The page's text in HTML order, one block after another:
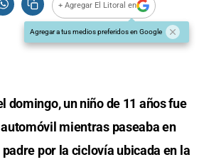
+ Agregar El Litoral en
Agregar a tus medios preferidos en Google
domingo, un niño de 11 años fue
mientras paseaba en
por la ciclovía ubicada en la